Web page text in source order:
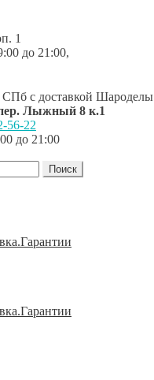
1
до 21:00,
с доставкой Шароделы
Лыжный 8 к.1
56-22
до 21:00
Поиск